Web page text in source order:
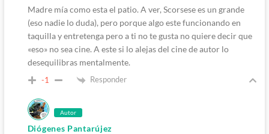
Madre mía como esta el patio. A ver, Scorsese es un grande
(eso nadie lo duda), pero porque algo este funcionando en
taquilla y entretenga pero a ti no te gusta no quiere decir que
«eso» no sea cine. A este si lo alejas del cine de autor lo
desequilibras mentalmente.
-1 Responder
Autor
Diógenes Pantarújez